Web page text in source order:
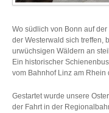
Wo südlich von Bonn auf
der Westerwald sich treffen,
urwüchsigen Wäldern an
Ein historischer
vom Bahnhof Linz am
Gestartet wurde unsere
der Fahrt in der